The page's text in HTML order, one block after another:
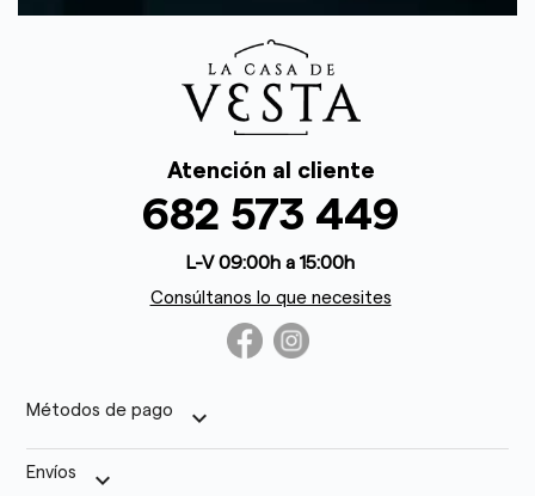
Atención al cliente
682 573 449
L-V 09:00h a 15:00h
Consúltanos lo que necesites
Métodos de pago keyboard_arrow_down
Envíos keyboard_arrow_down